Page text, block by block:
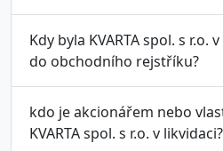
Kdy byla KVARTA spol. s r.o.
do obchodního rejstříku?
kdo je akcionářem nebo
KVARTA spol. s r.o. v likvidaci?